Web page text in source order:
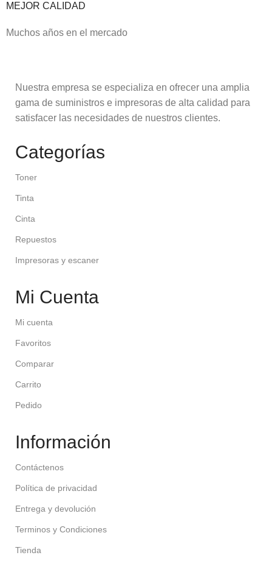
MEJOR CALIDAD
Muchos años en el mercado
Nuestra empresa se especializa en ofrecer una amplia
gama de suministros e impresoras de alta calidad para
satisfacer las necesidades de nuestros clientes.
Categorías
Toner
Tinta
Cinta
Repuestos
Impresoras y escaner
Mi Cuenta
Mi cuenta
Favoritos
Comparar
Carrito
Pedido
Información
Contáctenos
Política de privacidad
Entrega y devolución
Terminos y Condiciones
Tienda